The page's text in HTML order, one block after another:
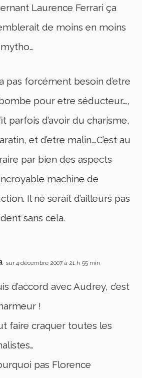
Laurence Ferrari ça
de moins en moins
a pas forcément besoin d’etre
pour etre séducteur….,
parfois d’avoir du charisme,
et d’etre malin….C’est au
par bien des aspects
machine de
Il ne serait d’ailleurs pas
sans cela.
sur 4 décembre 2007 à 21 h 55 min
d’accord avec Audrey, c’est
!
faire craquer toutes les
pas Florence